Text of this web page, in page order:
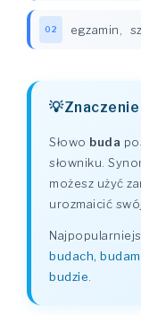
02 egzamin,
Słowo buda
słowniku.
możesz użyć
urozmaicić
budach,
budzie.